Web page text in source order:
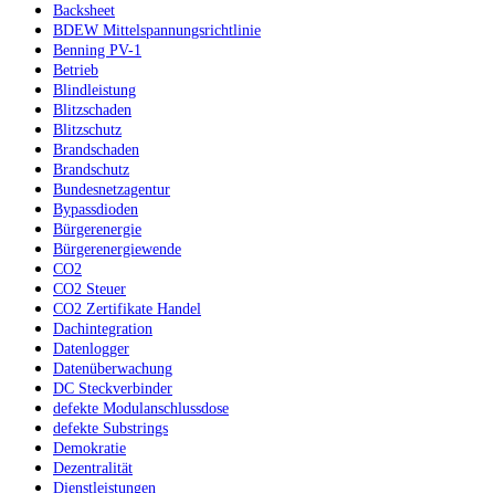
Backsheet
BDEW Mittelspannungsrichtlinie
Benning PV-1
Betrieb
Blindleistung
Blitzschaden
Blitzschutz
Brandschaden
Brandschutz
Bundesnetzagentur
Bypassdioden
Bürgerenergie
Bürgerenergiewende
CO2
CO2 Steuer
CO2 Zertifikate Handel
Dachintegration
Datenlogger
Datenüberwachung
DC Steckverbinder
defekte Modulanschlussdose
defekte Substrings
Demokratie
Dezentralität
Dienstleistungen